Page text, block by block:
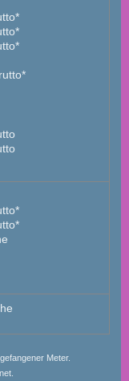
Meter.